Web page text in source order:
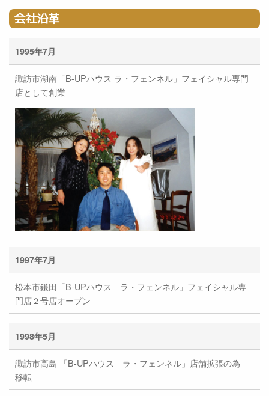
会社沿革
1995年7月
諏訪市湖南「B-UPハウス ラ・フェンネル」フェイシャル専門
店として創業
1997年7月
松本市鎌田「B-UPハウス ラ・フェンネル」フェイシャル専
門店２号店オープン
1998年5月
諏訪市高島 「B-UPハウス ラ・フェンネル」店舗拡張の為
移転